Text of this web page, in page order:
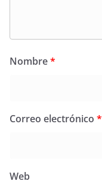
Nombre*
Correo electrónico *
Web